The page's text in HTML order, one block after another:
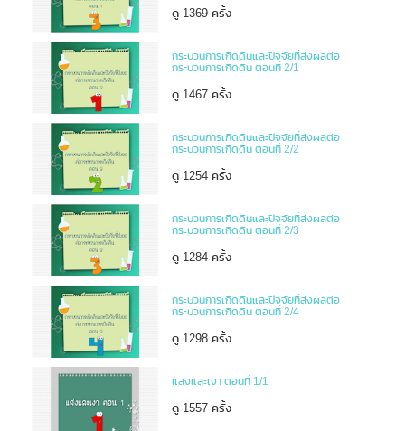
ดู 1369 ครั้ง
กระบวนการเกิดดินและปัจจัยที่ส่งผลต่อ
กระบวนการเกิดดิน ตอนที่ 2/1
ดู 1467 ครั้ง
กระบวนการเกิดดินและปัจจัยที่ส่งผลต่อ
กระบวนการเกิดดิน ตอนที่ 2/2
ดู 1254 ครั้ง
กระบวนการเกิดดินและปัจจัยที่ส่งผลต่อ
กระบวนการเกิดดิน ตอนที่ 2/3
ดู 1284 ครั้ง
กระบวนการเกิดดินและปัจจัยที่ส่งผลต่อ
กระบวนการเกิดดิน ตอนที่ 2/4
ดู 1298 ครั้ง
แสงและเงา ตอนที่ 1/1
ดู 1557 ครั้ง